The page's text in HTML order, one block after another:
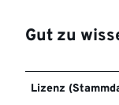
Gut zu
Lizenz